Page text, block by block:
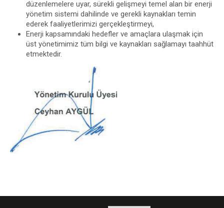
düzenlemelere uyar, sürekli gelişmeyi temel alan bir enerji
yönetim sistemi dahilinde ve gerekli kaynakları temin
ederek faaliyetlerimizi gerçekleştirmeyi,
Enerji kapsamındaki hedefler ve amaçlara ulaşmak için
üst yönetimimiz tüm bilgi ve kaynakları sağlamayı taahhüt
etmektedir.